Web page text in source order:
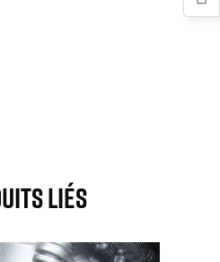
Liés